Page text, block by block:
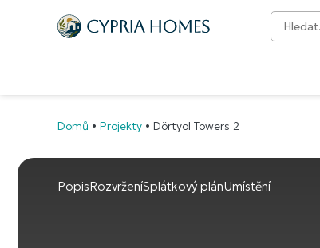
Domů • Projekty • Dörtyol Towers 2
PopisRozvrženíSplátkový plánUmístění